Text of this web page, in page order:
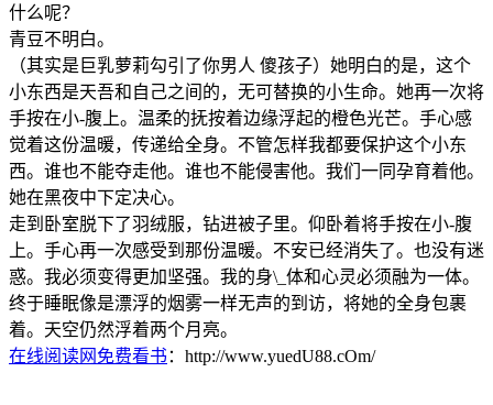
什么呢？
青豆不明白。
（其实是巨乳萝莉勾引了你男人 傻孩子）她明白的是，这个
小东西是天吾和自己之间的，无可替换的小生命。她再一次将
手按在小-腹上。温柔的抚按着边缘浮起的橙色光芒。手心感
觉着这份温暖，传递给全身。不管怎样我都要保护这个小东
西。谁也不能夺走他。谁也不能侵害他。我们一同孕育着他。
她在黑夜中下定决心。
走到卧室脱下了羽绒服，钻进被子里。仰卧着将手按在小-腹
上。手心再一次感受到那份温暖。不安已经消失了。也没有迷
惑。我必须变得更加坚强。我的身\_体和心灵必须融为一体。
终于睡眠像是漂浮的烟雾一样无声的到访，将她的全身包裹
着。天空仍然浮着两个月亮。
在线阅读网免费看书 ：http://www.yuedU88.cOm/